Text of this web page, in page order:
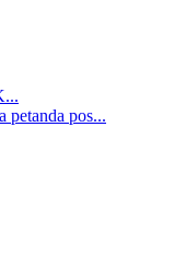
petanda pos...